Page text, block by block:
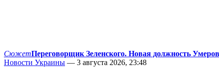
СюжетПереговорщик Зеленского. Новая должность
Новости Украины — 3 августа 2026, 23:48